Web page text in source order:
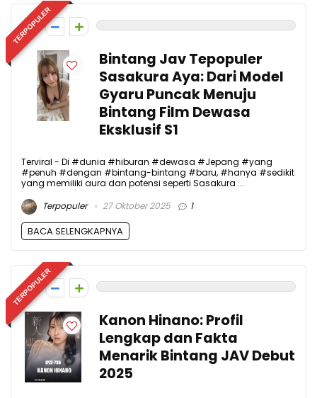
TERPOPULER
0
Bintang Jav Tepopuler
Sasakura Aya: Dari Model
Gyaru Puncak Menuju
Bintang Film Dewasa
Eksklusif S1
Terviral - Di #dunia #hiburan #dewasa #Jepang #yang
#penuh #dengan #bintang-bintang #baru, #hanya #sedikit
yang memiliki aura dan potensi seperti Sasakura ...
Terpopuler
27 Oktober 2025 1
BACA SELENGKAPNYA
TERPOPULER
0
Kanon Hinano: Profil
Lengkap dan Fakta
Menarik Bintang JAV Debut
2025